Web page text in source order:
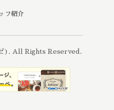
フ紹介
) . All Rights Reserved.